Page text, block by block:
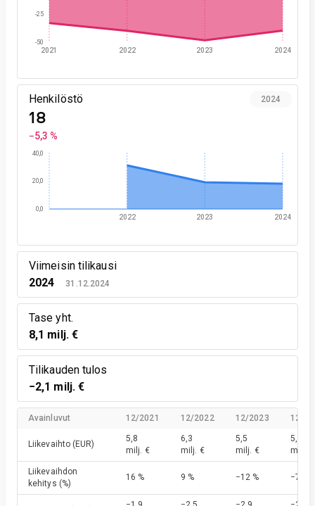
2021 2022 2023 2024
-50
-25
Henkilöstö
18
−5,3 %
2024
2022 2023 2024
0,0
20,0
40,0
Viimeisin tilikausi
2024
31.12.2024
Tase yht.
8,1 milj. €
Tilikauden tulos
−2,1 milj. €
Avainluvut 12/2021 12/2022 12/2023 12/
Liikevaihto (EUR)
5,8
milj. €
6,3
milj. €
5,5
milj. €
5,1
milj. €
Liikevaihdon
kehitys (%)
16 % 9 % −12 % −7 %